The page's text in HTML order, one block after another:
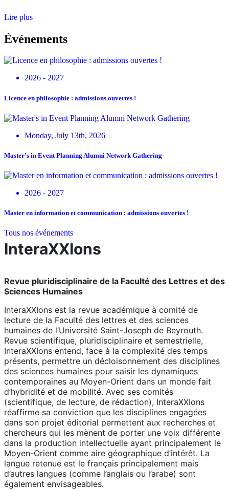
Lire plus
Événements
2026 - 2027
Licence en philosophie : admissions ouvertes !
Monday, July 13th, 2026
Master's in Event Planning Alumni Network Gathering
2026 - 2027
Master en information et communication : admissions ouvertes !
Tous nos événements
InteraXXIons
Revue pluridisciplinaire de la Faculté des Lettres et des
Sciences Humaines
InteraXXIons est la revue académique à comité de
lecture de la Faculté des lettres et des sciences
humaines de l’Université Saint-Joseph de Beyrouth.
Revue scientifique, pluridisciplinaire et semestrielle,
InteraXXIons entend, face à la complexité des temps
présents, permettre un décloisonnement des disciplines
des sciences humaines pour saisir les dynamiques
contemporaines au Moyen-Orient dans un monde fait
d’hybridité et de mobilité. Avec ses comités
(scientifique, de lecture, de rédaction), InteraXXIons
réaffirme sa conviction que les disciplines engagées
dans son projet éditorial permettent aux recherches et
chercheurs qui les mènent de porter une voix différente
dans la production intellectuelle ayant principalement le
Moyen-Orient comme aire géographique d’intérêt. La
langue retenue est le français principalement mais
d’autres langues (comme l’anglais ou l’arabe) sont
également envisageables.